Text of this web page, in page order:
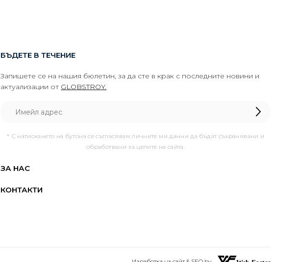
ЗА НАС
КОНТАКТИ
БЪДЕТЕ В ТЕЧЕНИЕ
Запишете се на нашия бюлетин, за да сте в крак с последните новини и
актуализации от GLOBSTROY.
* С натискането на бутона се съгласявам личните ми данни да бъдат съхранявани и
обработвани за целите на сайта.